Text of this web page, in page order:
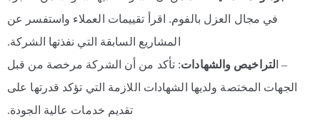
في مجال العزل بالفوم. اقرأ تقييمات العملاء واستفسر عن
المشاريع السابقة التي نفذتها الشركة.
– ا لتراخيص والشهادات: تأكد من أن الشركة مرخصة من قبل
الجهات المختصة ولديها الشهادات اللازمة التي تؤكد قدرتها على
تقديم خدمات عالية الجودة.